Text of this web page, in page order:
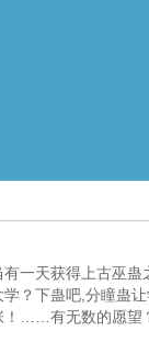
一天获得上古巫
？下蛊吧,分瞳蛊
！……有无数的愿望